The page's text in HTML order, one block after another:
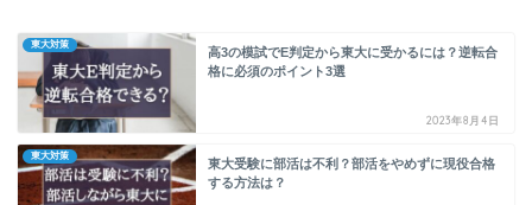
東大対策
高3の模試でE判定から東大に受かるには？逆転合
格に必須のポイント3選
2023年8月4日
東大対策
東大受験に部活は不利？部活をやめずに現役合格
する方法は？